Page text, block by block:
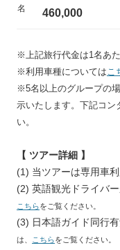
名
460,000
※上記旅行代金は1名あ
※利用車種についてはこ
※5名以上のグループの
示いたします。下記コン
い。
【 ツアー詳細 】
(1) 当ツアーは専用車
(2) 英語観光ドライバー
こちらをご覧ください。
(3) 日本語ガイド同行有
は、
こちらをご覧ください。